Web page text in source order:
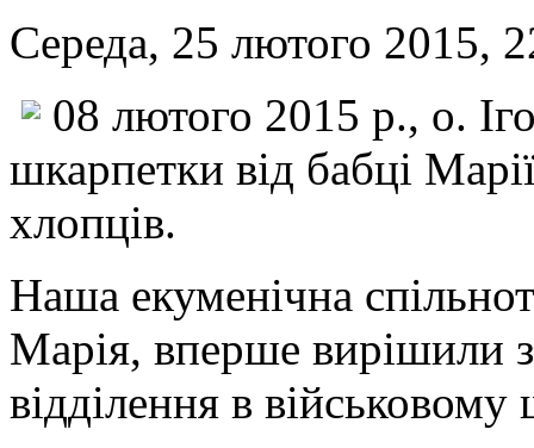
Середа, 25 лютого 2015,
08 лютого 2015 р., о.
шкарпетки від бабці
хлопців.
Наша екуменічна
Марія, вперше вирішили
відділення в